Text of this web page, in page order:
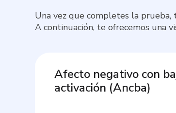
Una vez que completes la prueba,
A continuación, te ofrecemos una
Afecto negativo con
activación (Ancba)